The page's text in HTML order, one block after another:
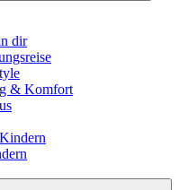
dir
& Komfort